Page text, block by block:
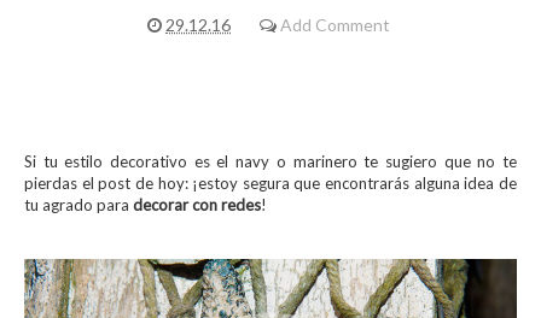
29.12.16 Add Comment
Si tu estilo decorativo es el navy o marinero te sugiero que no te
pierdas el post de hoy: ¡estoy segura que encontrarás alguna idea de
tu agrado para decorar con redes!